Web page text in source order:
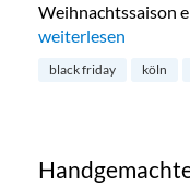
Weihnachtssaison
„Black Friday bei
weiterlesen
black friday köln